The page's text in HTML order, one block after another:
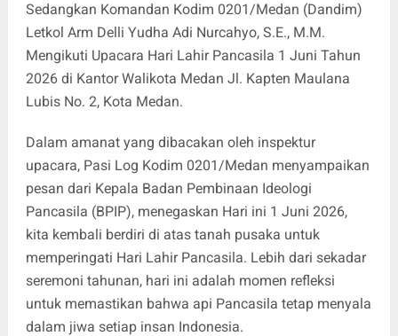
Sedangkan Komandan Kodim 0201/Medan (Dandim)
Letkol Arm Delli Yudha Adi Nurcahyo, S.E., M.M.
Mengikuti Upacara Hari Lahir Pancasila 1 Juni Tahun
2026 di Kantor Walikota Medan Jl. Kapten Maulana
Lubis No. 2, Kota Medan.
Dalam amanat yang dibacakan oleh inspektur
upacara, Pasi Log Kodim 0201/Medan menyampaikan
pesan dari Kepala Badan Pembinaan Ideologi
Pancasila (BPIP), menegaskan Hari ini 1 Juni 2026,
kita kembali berdiri di atas tanah pusaka untuk
memperingati Hari Lahir Pancasila. Lebih dari sekadar
seremoni tahunan, hari ini adalah momen refleksi
untuk memastikan bahwa api Pancasila tetap menyala
dalam jiwa setiap insan Indonesia.